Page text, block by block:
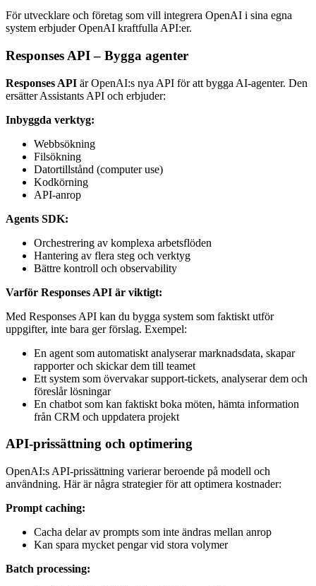
För utvecklare och företag som vill integrera OpenAI i sina egna
system erbjuder OpenAI kraftfulla API:er.
Responses API – Bygga agenter
Responses API är OpenAI:s nya API för att bygga AI-agenter. Den
ersätter Assistants API och erbjuder:
Inbyggda verktyg:
Webbsökning
Filsökning
Datortillstånd (computer use)
Kodkörning
API-anrop
Agents SDK:
Orchestrering av komplexa arbetsflöden
Hantering av flera steg och verktyg
Bättre kontroll och observability
Varför Responses API är viktigt:
Med Responses API kan du bygga system som faktiskt utför
uppgifter, inte bara ger förslag. Exempel:
En agent som automatiskt analyserar marknadsdata, skapar
rapporter och skickar dem till teamet
Ett system som övervakar support-tickets, analyserar dem och
föreslår lösningar
En chatbot som kan faktiskt boka möten, hämta information
från CRM och uppdatera projekt
API-prissättning och optimering
OpenAI:s API-prissättning varierar beroende på modell och
användning. Här är några strategier för att optimera kostnader:
Prompt caching:
Cacha delar av prompts som inte ändras mellan anrop
Kan spara mycket pengar vid stora volymer
Batch processing: